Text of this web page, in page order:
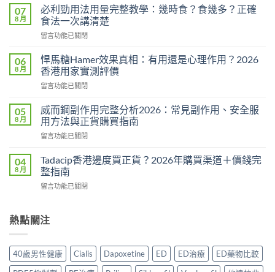
度
雙
效
片
港
購
買
指
2026：
一
藥
時
解
決
與
早
問
題〉
中
07
8 月
必利勁用法用量完整教學：幾時食？食幾多？正確
食法一次講清楚
在
利
勁
用
法
量
完
整
教
幾
時
食
正
法
一
留言功能已關閉
06
8 月
悍馬糖Hamer效果真相：有用還是心理作用？2026
香港用家實測評價
在
馬
糖
Hamer
效
真
相：
有
用
心
用？
2026
留言功能已關閉
05
8 月
威而鋼副作用完整分析2026：常見副作用、安全服
用方法與正貨購買指南
在
而
鋼
副
作
整
2026：
常
見
留言功能已關閉
04
8 月
Tadacip香港邊度買正貨？2026年購買渠道＋價錢完
整指南
在
港
邊
買
正
貨？
留言功能已關閉
熱點關注
40歲男性健康 Cialis Dapoxetine ED ED治療
ED藥物比較